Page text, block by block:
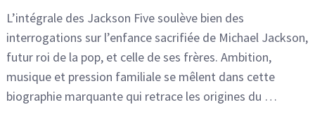
L’intégrale des Jackson Five soulève bien des
interrogations sur l’enfance sacrifiée de Michael Jackson,
futur roi de la pop, et celle de ses frères. Ambition,
musique et pression familiale se mêlent dans cette
biographie marquante qui retrace les origines du …